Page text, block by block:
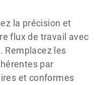
la précision et
flux de travail avec
Remplacez les
par
et conformes